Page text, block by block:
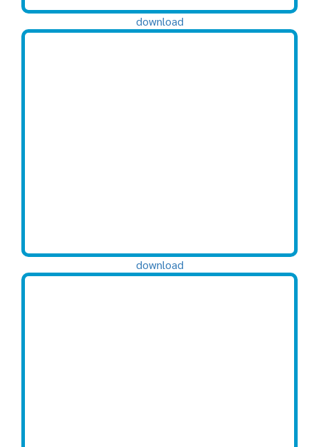
download
download